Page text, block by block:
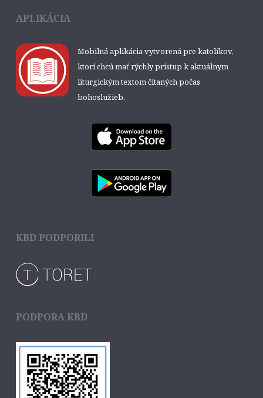
APLIKÁCIA
Mobilná aplikácia vytvorená pre katolíkov,
ktorí chcú mať rýchly prístup k aktuálnym
liturgickým textom čítaných počas
bohoslužieb.
KBD PODPORILI
PODPORA KBD